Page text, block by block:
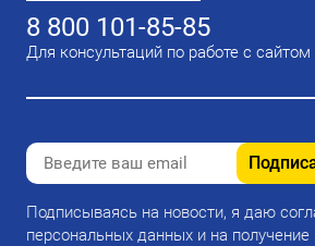
8 800 101-85-85
Для консультаций по работе с сайтом
Подписываясь на новости, я даю
персональных данных и на